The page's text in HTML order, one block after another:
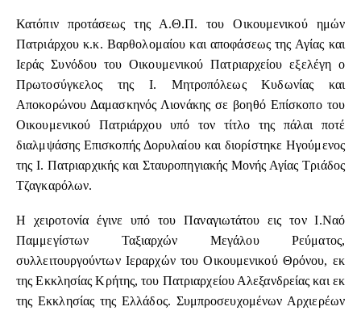
Κατόπιν προτάσεως της Α.Θ.Π. του Οικουμενικού ημών
Πατριάρχου κ.κ. Βαρθολομαίου και αποφάσεως της Αγίας και
Ιεράς Συνόδου του Οικουμενικού Πατριαρχείου εξελέγη ο
Πρωτοσύγκελος της Ι. Μητροπόλεως Κυδωνίας και
Αποκορώνου Δαμασκηνός Λιονάκης σε βοηθό Επίσκοπο του
Οικουμενικού Πατριάρχου υπό τον τίτλο της πάλαι ποτέ
διαλμψάσης Επισκοπής Δορυλαίου και διορίστηκε Ηγούμενος
της Ι. Πατριαρχικής και Σταυροπηγιακής Μονής Αγίας Τριάδος
Τζαγκαρόλων.
Η χειροτονία έγινε υπό του Παναγιωτάτου εις τον Ι.Ναό
Παμμεγίστων Ταξιαρχών Μεγάλου Ρεύματος,
συλλειτουργούντων Ιεραρχών του Οικουμενικού Θρόνου, εκ
της Εκκλησίας Κρήτης, του Πατριαρχείου Αλεξανδρείας και εκ
της Εκκλησίας της Ελλάδος. Συμπροσευχομένων Αρχιερέων